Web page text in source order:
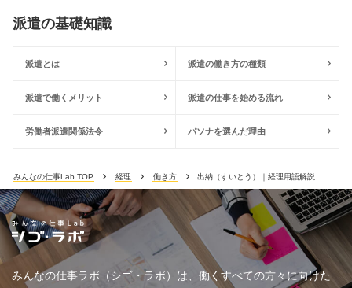
派遣の基礎知識
派遣とは 派遣の働き方の種類
派遣で働くメリット 派遣の仕事を始める流れ
労働者派遣関係法令 パソナを選んだ理由
みんなの仕事Lab TOP 経理 働き方 出納（すいとう）｜経理用語解説
みんなの仕事ラボ（シゴ・ラボ）は、働くすべての方々に向けた